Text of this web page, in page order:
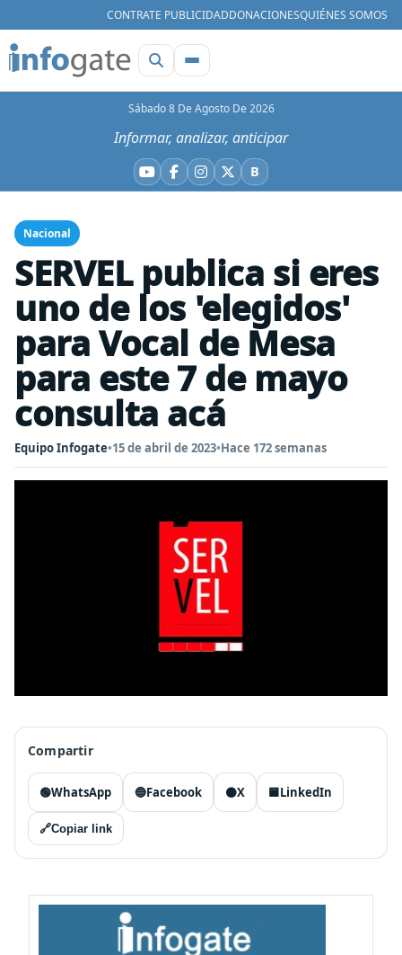
CONTRATE PUBLICIDADDONACIONESQUIÉNES SOMOS
Sábado 8 De Agosto De 2026
Informar, analizar, anticipar
YouTube
Facebook
Instagram
X BBluesky
Nacional
SERVEL publica si eres
uno de los 'elegidos'
para Vocal de Mesa
para este 7 de mayo
consulta acá
Equipo Infogate•15 de abril de 2023•Hace 172 semanas
Compartir
🟢WhatsApp 🔵Facebook ⚫X 🟦LinkedIn
🔗Copiar link